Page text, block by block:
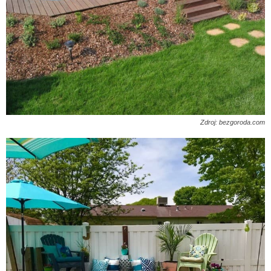
Zdroj: bezgoroda.com